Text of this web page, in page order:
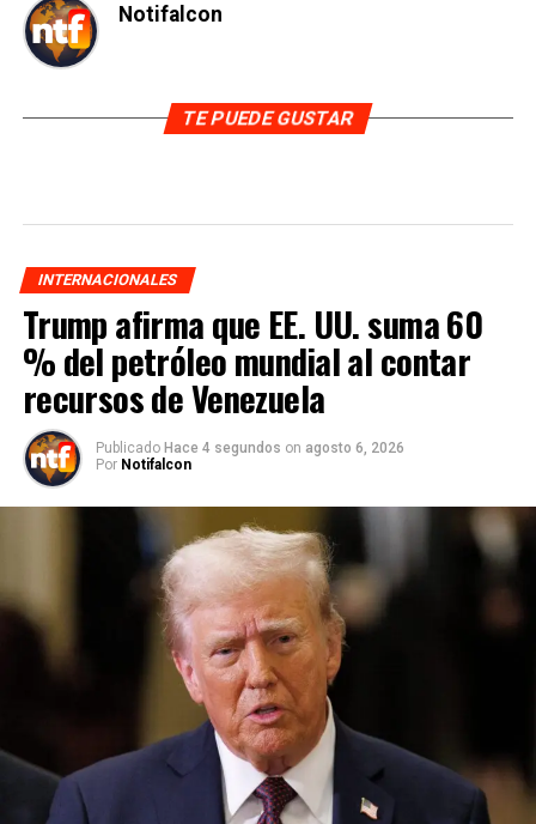
Notifalcon
TE PUEDE GUSTAR
INTERNACIONALES
Trump afirma que EE. UU. suma 60
% del petróleo mundial al contar
recursos de Venezuela
Publicado Hace 4 segundos on agosto 6, 2026
Por Notifalcon